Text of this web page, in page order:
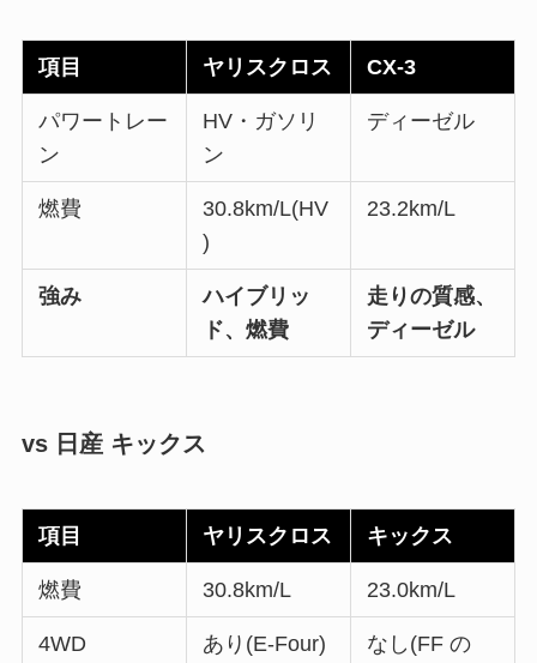
項目 ヤリスクロス CX-3
パワートレー
ン
HV・ガソリ
ン
ディーゼル
燃費
30.8km/L(HV
)
23.2km/L
強み
ハイブリッ
ド、燃費
走りの質感、
ディーゼル
vs 日産 キックス
項目 ヤリスクロス キックス
燃費 30.8km/L 23.0km/L
4WD あり(E-Four)
なし(FF の